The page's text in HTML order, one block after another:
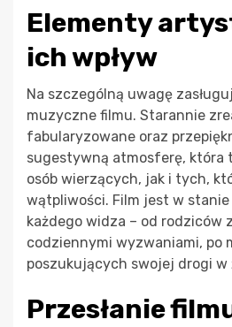
Elementy
ich wpływ
Na szczególną uwagę
muzyczne filmu. Starannie
fabularyzowane oraz
sugestywną atmosferę, która
osób wierzących, jak i tych,
wątpliwości. Film jest w
każdego widza – od rodziców
codziennymi wyzwaniami, po
poszukujących swojej drogi w
Przesłanie